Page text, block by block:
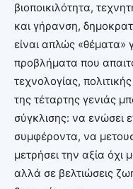
βιοποικιλότητα,
και γήρανση,
είναι απλώς «θέματα»
προβλήματα που
τεχνολογίας,
της τέταρτης γενιάς
σύγκλισης: να ενώσει
συμφέροντα, να
μετρήσει την αξία
αλλά σε βελτιώσεις